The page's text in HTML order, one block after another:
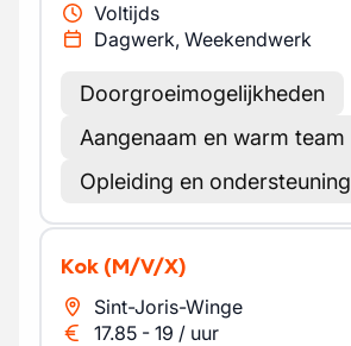
Voltijds
Dagwerk, Weekendwerk
Doorgroeimogelijkheden
Aangenaam en warm team
Opleiding en ondersteuning
Kok (M/V/X)
Sint-Joris-Winge
17.85 - 19 / uur